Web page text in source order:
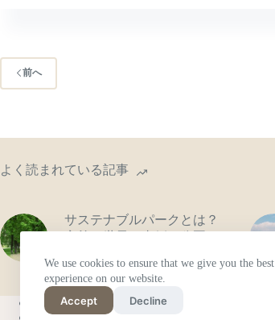
We use cookies to ensure that we give you the best
experience on our website.
Accept Decline
前へ
よく読まれている記事
サステナブルパークとは？
English
Français